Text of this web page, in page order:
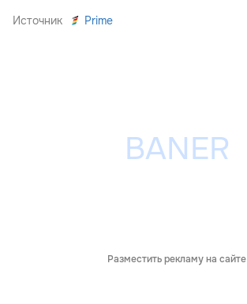
Источник Prime
Разместить рекламу на сайте